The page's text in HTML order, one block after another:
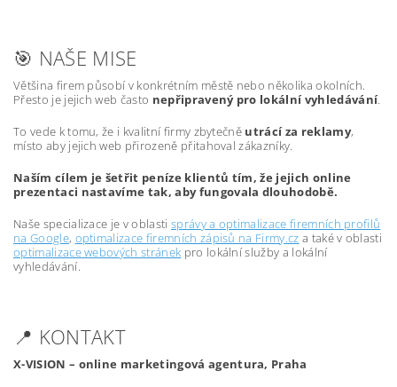
🎯 NAŠE MISE
Většina firem působí v konkrétním městě nebo několika okolních.
Přesto je jejich web často nepřipravený pro lokální vyhledávání.
To vede k tomu, že i kvalitní firmy zbytečně utrácí za reklamy,
místo aby jejich web přirozeně přitahoval zákazníky.
Naším cílem je šetřit peníze klientů tím, že jejich online
prezentaci nastavíme tak, aby fungovala dlouhodobě.
Naše specializace je v oblasti správy a optimalizace firemních profilů
na Google, optimalizace firemních zápisů na Firmy.cz a také v oblasti
optimalizace webových stránek pro lokální služby a lokální
vyhledávání.
📍 KONTAKT
X-VISION – online marketingová agentura, Praha